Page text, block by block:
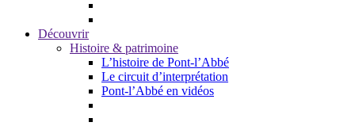
Découvrir
Histoire & patrimoine
L’histoire de Pont-l’Abbé
Le circuit d’interprétation
Pont-l’Abbé en vidéos